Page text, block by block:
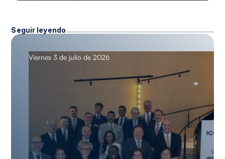
Seguir leyendo
Viernes 3 de julio de 2026